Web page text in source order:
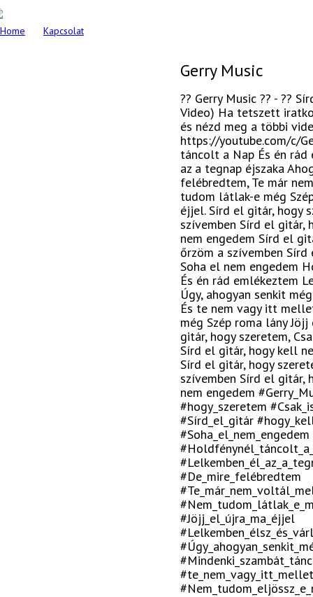
Home Kapcsolat
Gerry Music
?? Gerry Music ?? - ??
Video) Ha tetszett
és nézd meg a többi
https://youtube.com/c/
táncolt a Nap És én rád
az a tegnap éjszaka
felébredtem, Te már
tudom látlak-e még
éjjel. Sírd el gitár, hogy
szívemben Sírd el gitár,
nem engedem Sírd el
őrzöm a szívemben
Soha el nem engedem
És én rád emlékeztem
Úgy, ahogyan senkit
És te nem vagy itt
még Szép roma lány
gitár, hogy szeretem,
Sírd el gitár, hogy kell
Sírd el gitár, hogy
szívemben Sírd el gitár,
nem engedem
#hogy_szeretem
#Sírd_el_gitár
#Soha_el_nem_engedem
#De_mire_felébredtem
#Jöjj_el_újra_ma_éjjel